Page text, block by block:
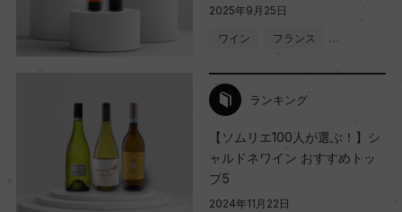
2025年9月25日
ワイン フランス …
ランキング
【ソムリエ100人が選ぶ！】シ
ャルドネワイン おすすめトッ
プ5
2024年11月22日